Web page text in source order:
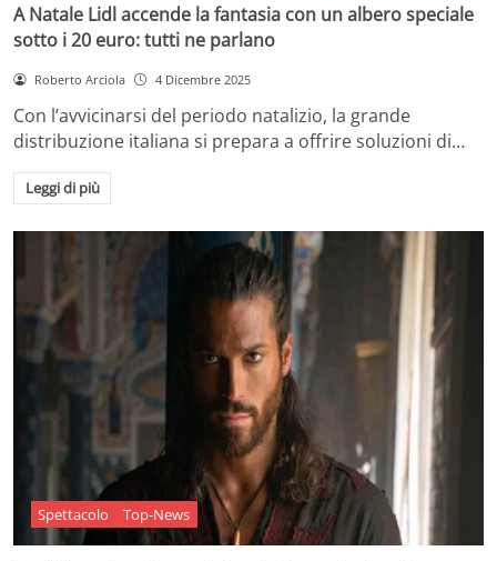
A Natale Lidl accende la fantasia con un albero speciale
sotto i 20 euro: tutti ne parlano
Roberto Arciola 4 Dicembre 2025
Con l’avvicinarsi del periodo natalizio, la grande
distribuzione italiana si prepara a offrire soluzioni di…
Leggi di più
Spettacolo Top-News